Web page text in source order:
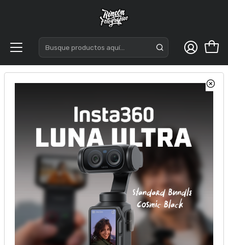
Inicio Flash Speedlite Godox V350f TTL Li-on Fujifilm